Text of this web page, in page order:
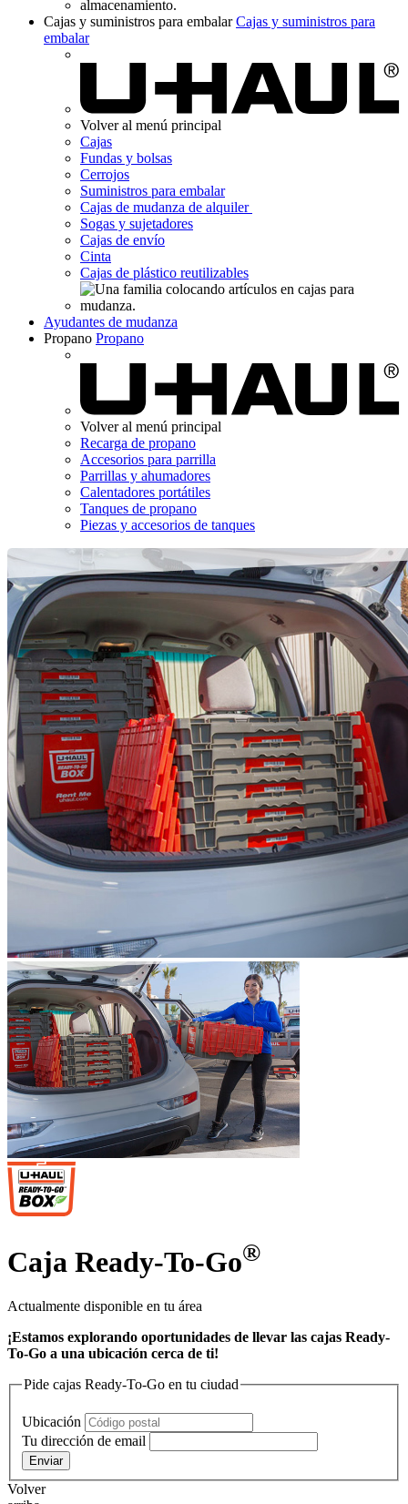
Cajas y suministros para embalar Cajas y suministros para
embalar​​​​​​​
Volver al menú principal
Cajas
Fundas y bolsas
Cerrojos
Suministros para embalar
Cajas de mudanza de alquiler
Sogas y sujetadores
Cajas de envío
Cinta
Cajas de plástico reutilizables
Ayudantes de mudanza
Propano Propano
Volver al menú principal
Recarga de propano
Accesorios para parrilla
Parrillas y ahumadores
Calentadores portátiles
Tanques de propano
Piezas y accesorios de tanques
Caja Ready-To-Go®
Actualmente disponible en tu área
¡Estamos explorando oportunidades de llevar las cajas Ready-
To-Go a una ubicación cerca de ti!
Pide cajas Ready-To-Go en tu ciudad
Ubicación
Tu dirección de email
Enviar
Volver